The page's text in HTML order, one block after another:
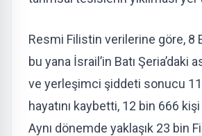
Resmi Filistin verilerine göre, 8
bu yana İsrail’in Batı Şeria’daki
ve yerleşimci şiddeti sonucu
hayatını kaybetti, 12 bin 666 kişi
Aynı dönemde yaklaşık 23 bin